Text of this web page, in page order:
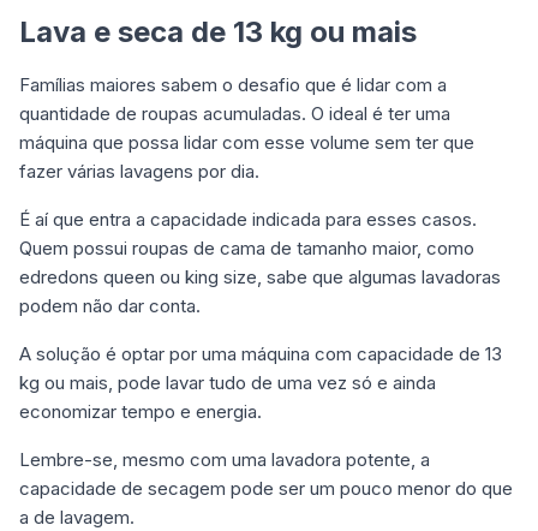
Lava e seca de 13 kg ou mais
Famílias maiores sabem o desafio que é lidar com a
quantidade de roupas acumuladas. O ideal é ter uma
máquina que possa lidar com esse volume sem ter que
fazer várias lavagens por dia.
É aí que entra a capacidade indicada para esses casos.
Quem possui roupas de cama de tamanho maior, como
edredons queen ou king size, sabe que algumas lavadoras
podem não dar conta.
A solução é optar por uma máquina com capacidade de 13
kg ou mais, pode lavar tudo de uma vez só e ainda
economizar tempo e energia.
Lembre-se, mesmo com uma lavadora potente, a
capacidade de secagem pode ser um pouco menor do que
a de lavagem.